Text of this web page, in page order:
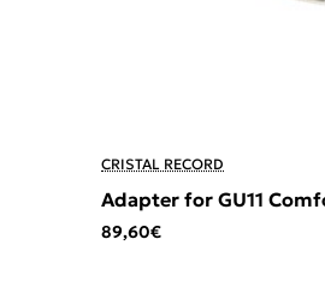
CRISTAL RECORD
Adapter for GU11
89,60€